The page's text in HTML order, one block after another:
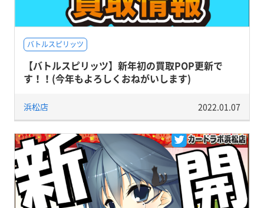
バトルスピリッツ
【バトルスピリッツ】新年初の買取POP更新で
す！！(今年もよろしくおねがいします)
浜松店 2022.01.07